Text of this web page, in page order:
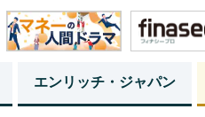
エンリッチ・ジャパン